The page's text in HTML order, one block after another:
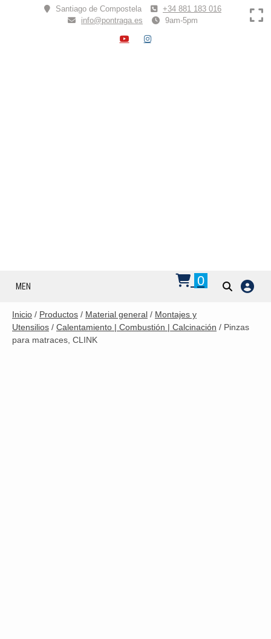
Santiago de Compostela
+34 881 183 016
info@pontraga.es
9am-5pm
YOUTUBE
INSTAGRAM
MENU 0
Inicio / Productos / Material general / Montajes y
Utensilios / Calentamiento | Combustión | Calcinación / Pinzas
para matraces, CLINK